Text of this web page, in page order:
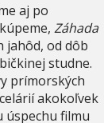
aj po
Záhada
jahôd, od dôb
studne.
prímorských
akokoľvek
úspechu filmu